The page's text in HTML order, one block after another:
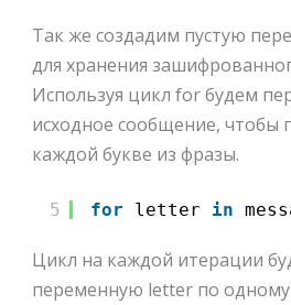
Так же создадим пустую
для хранения
Используя цикл for будем
исходное сообщение, чтобы
каждой букве из фразы.
5 for letter in
Цикл на каждой итерации
переменную letter по одному